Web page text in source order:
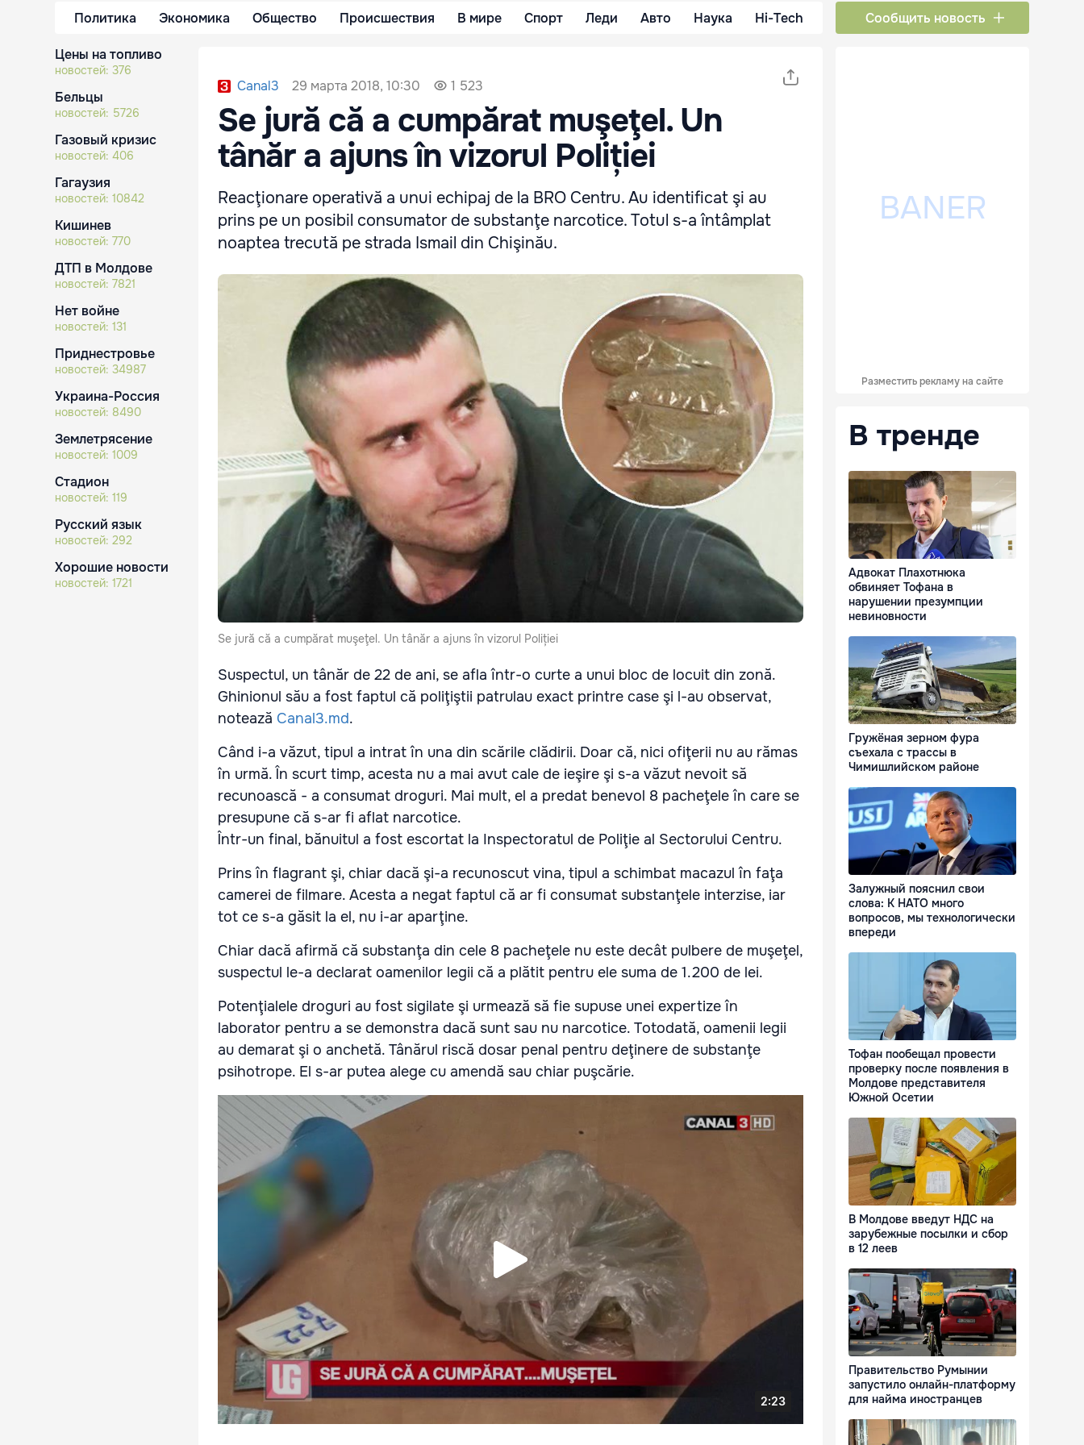
Политика Экономика Общество Происшествия В мире Спорт Леди Авто Наука Hi-Tech Сообщить новость
Цены на топливо
новостей: 376
Бельцы
новостей: 5726
Газовый кризис
новостей: 406
Гагаузия
новостей: 10842
Кишинев
новостей: 770
ДТП в Молдове
новостей: 7821
Нет войне
новостей: 131
Приднестровье
новостей: 34987
Украина-Россия
новостей: 8490
Землетрясение
новостей: 1009
Стадион
новостей: 119
Русский язык
новостей: 292
Хорошие новости
новостей: 1721
Canal3 29 марта 2018, 10:30 1 523
Se jură că a cumpărat muşeţel. Un
tânăr a ajuns în vizorul Poliției
Reacţionare operativă a unui echipaj de la BRO Centru. Au identificat şi au
prins pe un posibil consumator de substanţe narcotice. Totul s-a întâmplat
noaptea trecută pe strada Ismail din Chişinău.
Se jură că a cumpărat muşeţel. Un tânăr a ajuns în vizorul Poliției
Suspectul, un tânăr de 22 de ani, se afla într-o curte a unui bloc de locuit din zonă.
Ghinionul său a fost faptul că poliţiştii patrulau exact printre case şi l-au observat,
notează Canal3.md.
Când i-a văzut, tipul a intrat în una din scările clădirii. Doar că, nici ofiţerii nu au rămas
în urmă. În scurt timp, acesta nu a mai avut cale de ieşire şi s-a văzut nevoit să
recunoască - a consumat droguri. Mai mult, el a predat benevol 8 pacheţele în care se
presupune că s-ar fi aflat narcotice.
Într-un final, bănuitul a fost escortat la Inspectoratul de Poliţie al Sectorului Centru.
Prins în flagrant şi, chiar dacă şi-a recunoscut vina, tipul a schimbat macazul în faţa
camerei de filmare. Acesta a negat faptul că ar fi consumat substanţele interzise, iar
tot ce s-a găsit la el, nu i-ar aparţine.
Chiar dacă afirmă că substanţa din cele 8 pacheţele nu este decât pulbere de muşeţel,
suspectul le-a declarat oamenilor legii că a plătit pentru ele suma de 1.200 de lei.
Potenţialele droguri au fost sigilate şi urmează să fie supuse unei expertize în
laborator pentru a se demonstra dacă sunt sau nu narcotice. Totodată, oamenii legii
au demarat şi o anchetă. Tânărul riscă dosar penal pentru deţinere de substanţe
psihotrope. El s-ar putea alege cu amendă sau chiar puşcărie.
Разместить рекламу на сайте
В тренде
Адвокат Плахотнюка
обвиняет Тофана в
нарушении презумпции
невиновности
Гружёная зерном фура
съехала с трассы в
Чимишлийском районе
Залужный пояснил свои
слова: К НАТО много
вопросов, мы технологически
впереди
Тофан пообещал провести
проверку после появления в
Молдове представителя
Южной Осетии
В Молдове введут НДС на
зарубежные посылки и сбор
в 12 леев
Правительство Румынии
запустило онлайн-платформу
для найма иностранцев